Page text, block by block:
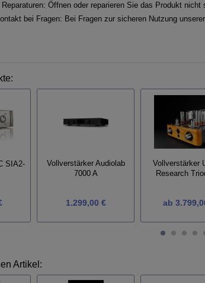
Reparaturen: Öffnen oder reparieren Sie das Produkt
bei Fragen: Bei Fragen zur sicheren Nutzung
SIA2-
Vollverstärker Audiolab
7000 A
1.299,00 €
Vollverstärker
Research
ab
Artikel: